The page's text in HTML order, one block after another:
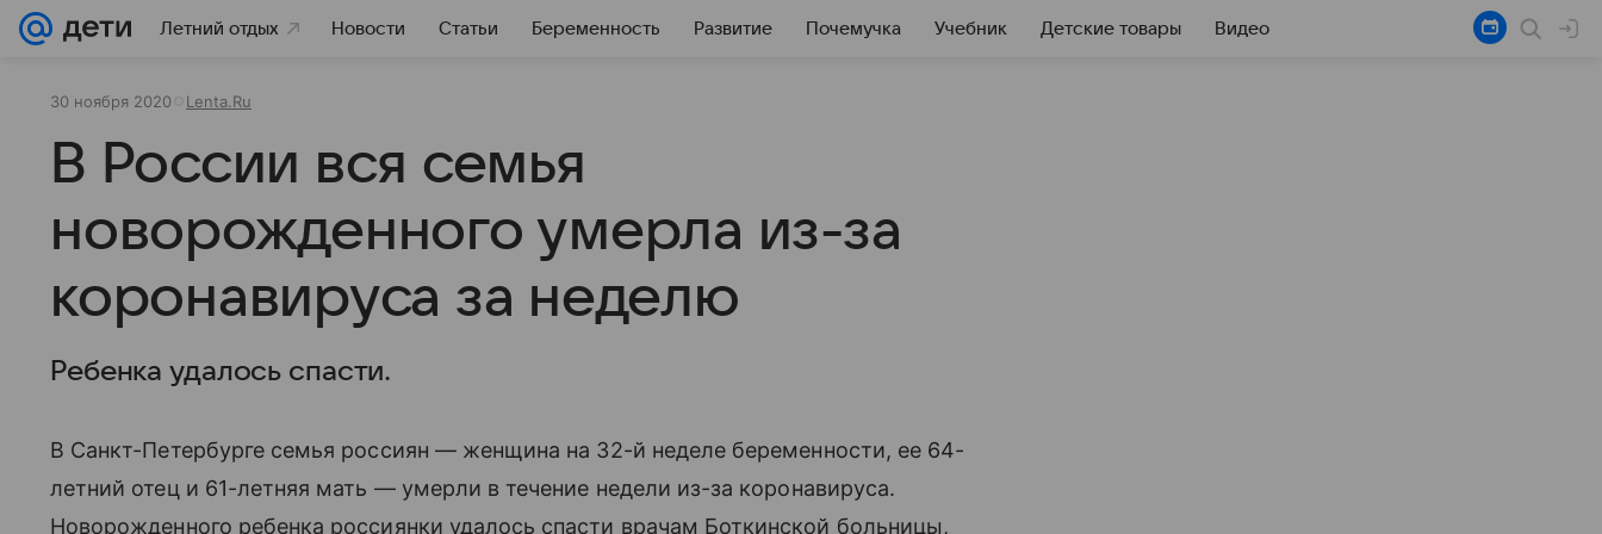
Летний отдых Новости Статьи Беременность Развитие Почемучка Учебник Детские товары Видео
30 ноября 2020 Lenta.Ru
В России вся семья
новорожденного умерла из-за
коронавируса за неделю
Ребенка удалось спасти.
В Санкт-Петербурге семья россиян — женщина на 32-й неделе беременности, ее 64-
летний отец и 61-летняя мать — умерли в течение недели из-за коронавируса.
Новорожденного ребенка россиянки удалось спасти врачам Боткинской больницы,